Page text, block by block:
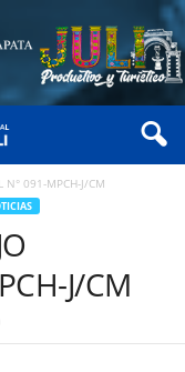
N° 091-MPCH-J/CM
J/CM